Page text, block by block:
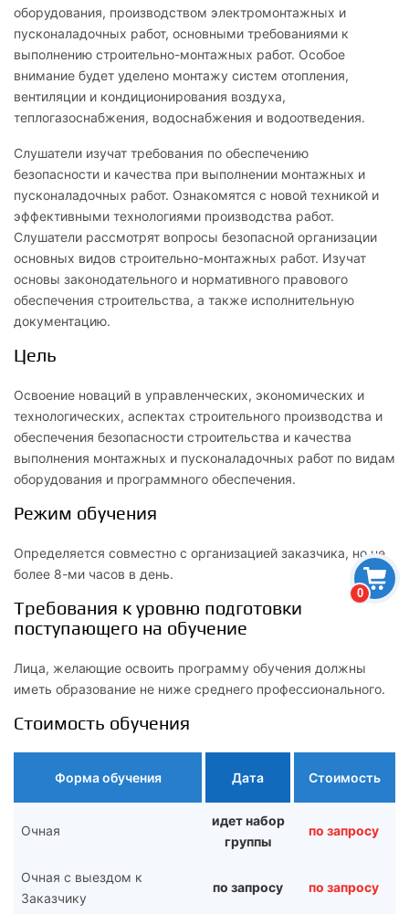
0
оборудования, производством электромонтажных и
пусконаладочных работ, основными требованиями к
выполнению строительно-монтажных работ. Особое
внимание будет уделено монтажу систем отопления,
вентиляции и кондиционирования воздуха,
теплогазоснабжения, водоснабжения и водоотведения.
Слушатели изучат требования по обеспечению
безопасности и качества при выполнении монтажных и
пусконаладочных работ. Ознакомятся с новой техникой и
эффективными технологиями производства работ.
Слушатели рассмотрят вопросы безопасной организации
основных видов строительно-монтажных работ. Изучат
основы законодательного и нормативного правового
обеспечения строительства, а также исполнительную
документацию.
Цель
Освоение новаций в управленческих, экономических и
технологических, аспектах строительного производства и
обеспечения безопасности строительства и качества
выполнения монтажных и пусконаладочных работ по видам
оборудования и программного обеспечения.
Режим обучения
Определяется совместно с организацией заказчика, но не
более 8-ми часов в день.
Требования к уровню подготовки
поступающего на обучение
Лица, желающие освоить программу обучения должны
иметь образование не ниже среднего профессионального.
Стоимость обучения
Форма обучения Дата Стоимость
Очная
идет набор
группы
по запросу
Очная с выездом к
Заказчику
по запросу по запросу